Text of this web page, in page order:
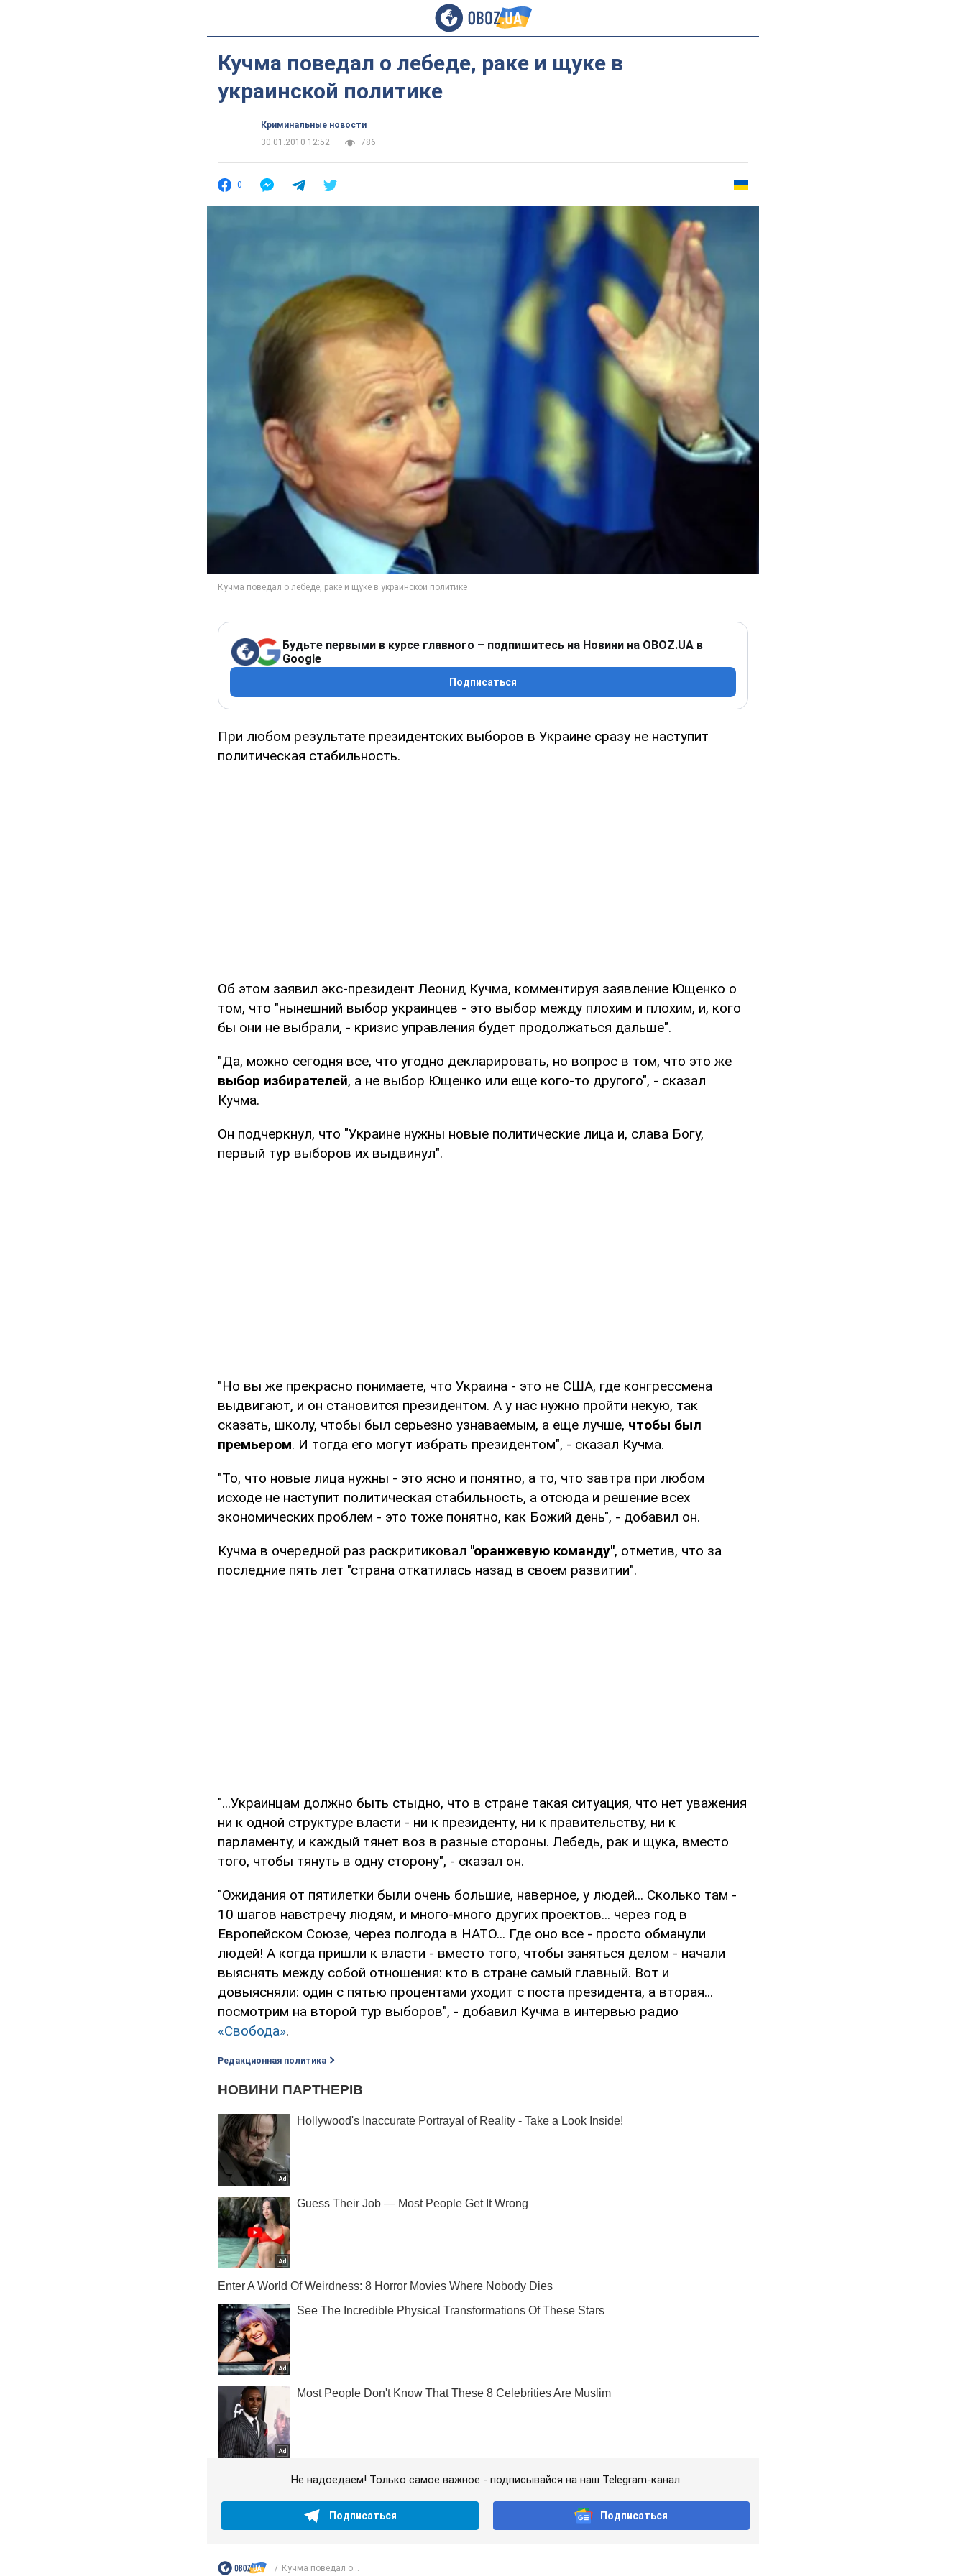
Кучма поведал о лебеде, раке и щуке в
украинской политике
Криминальные новости
30.01.2010 12:52
786
0
Будьте первыми в курсе главного – подпишитесь на Новини на OBOZ.UA в
Google
Подписаться
При любом результате президентских выборов в Украине сразу не наступит
политическая стабильность.
Об этом заявил экс-президент Леонид Кучма, комментируя заявление Ющенко о
том, что "нынешний выбор украинцев - это выбор между плохим и плохим, и, кого
бы они не выбрали, - кризис управления будет продолжаться дальше".
"Да, можно сегодня все, что угодно декларировать, но вопрос в том, что это же
выбор избирателей, а не выбор Ющенко или еще кого-то другого", - сказал
Кучма.
Он подчеркнул, что "Украине нужны новые политические лица и, слава Богу,
первый тур выборов их выдвинул".
"Но вы же прекрасно понимаете, что Украина - это не США, где конгрессмена
выдвигают, и он становится президентом. А у нас нужно пройти некую, так
сказать, школу, чтобы был серьезно узнаваемым, а еще лучше, чтобы был
премьером. И тогда его могут избрать президентом", - сказал Кучма.
"То, что новые лица нужны - это ясно и понятно, а то, что завтра при любом
исходе не наступит политическая стабильность, а отсюда и решение всех
экономических проблем - это тоже понятно, как Божий день", - добавил он.
Кучма в очередной раз раскритиковал "оранжевую команду", отметив, что за
последние пять лет "страна откатилась назад в своем развитии".
"...Украинцам должно быть стыдно, что в стране такая ситуация, что нет уважения
ни к одной структуре власти - ни к президенту, ни к правительству, ни к
парламенту, и каждый тянет воз в разные стороны. Лебедь, рак и щука, вместо
того, чтобы тянуть в одну сторону", - сказал он.
"Ожидания от пятилетки были очень большие, наверное, у людей... Сколько там -
10 шагов навстречу людям, и много-много других проектов... через год в
Европейском Союзе, через полгода в НАТО... Где оно все - просто обманули
людей! А когда пришли к власти - вместо того, чтобы заняться делом - начали
выяснять между собой отношения: кто в стране самый главный. Вот и
довыясняли: один с пятью процентами уходит с поста президента, а вторая...
посмотрим на второй тур выборов", - добавил Кучма в интервью радио
«Свобода».
Редакционная политика
Не надоедаем! Только самое важное - подписывайся на наш Telegram-канал
Подписаться Подписаться
Кучма поведал о...